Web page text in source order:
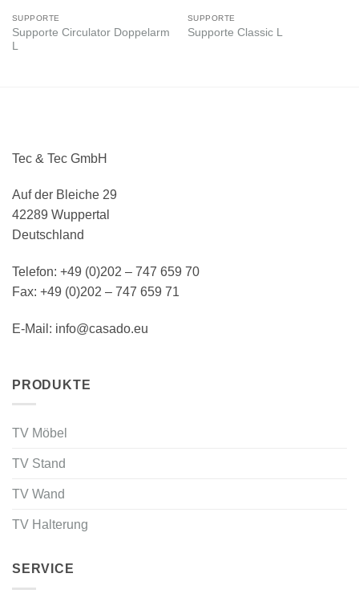
SUPPORTE
Supporte Circulator Doppelarm
L
SUPPORTE
Supporte Classic L
Tec & Tec GmbH
Auf der Bleiche 29
42289 Wuppertal
Deutschland
Telefon: +49 (0)202 – 747 659 70
Fax: +49 (0)202 – 747 659 71
E-Mail: info@casado.eu
PRODUKTE
TV Möbel
TV Stand
TV Wand
TV Halterung
SERVICE